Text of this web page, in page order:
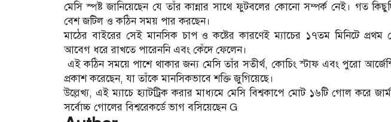
মেসি স্পষ্ট জানিয়েছেন যে তাঁর কান্নার সাথে ফুটবলের কোনো সম্পর্ক নেই। গত
বেশ জটিল ও কঠিন সময় পার করছেন।
মাঠের বাইরের সেই মানসিক চাপ ও কষ্টের কারণেই ম্যাচের ১৭তম মিনিটে
আবেগ ধরে রাখতে পারেননি এবং কেঁদে ফেলেন।
এই কঠিন সময়ে পাশে থাকার জন্য মেসি তাঁর সতীর্থ, কোচিং স্টাফ এবং পুরো
প্রকাশ করেছেন, যা তাঁকে মানসিকভাবে শক্তি জুগিয়েছে।
উল্লেখ্য, এই ম্যাচে হ্যাটট্রিক করার মাধ্যমে মেসি বিশ্বকাপে মোট ১৬টি গোল করে
সর্বোচ্চ গোলের বিশ্বরেকর্ডে ভাগ বসিয়েছেন G